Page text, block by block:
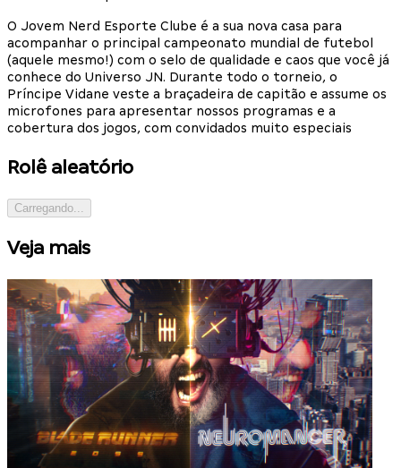
O Jovem Nerd Esporte Clube é a sua nova casa para
acompanhar o principal campeonato mundial de futebol
(aquele mesmo!) com o selo de qualidade e caos que você já
conhece do Universo JN. Durante todo o torneio, o
Príncipe Vidane veste a braçadeira de capitão e assume os
microfones para apresentar nossos programas e a
cobertura dos jogos, com convidados muito especiais
Rolê aleatório
Carregando...
Veja mais